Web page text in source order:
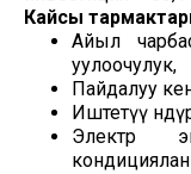
Кайсы
Айыл
уулоочулук,
Пайдалуу
Иштетүү
Электр